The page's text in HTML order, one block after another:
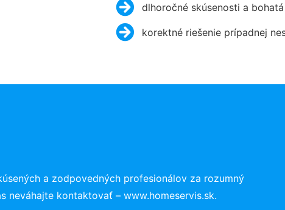
dlhoročné skúsenosti a
korektné riešenie prípadnej
a zodpovedných profesionálov za rozumný
neváhajte kontaktovať – www.homeservis.sk.